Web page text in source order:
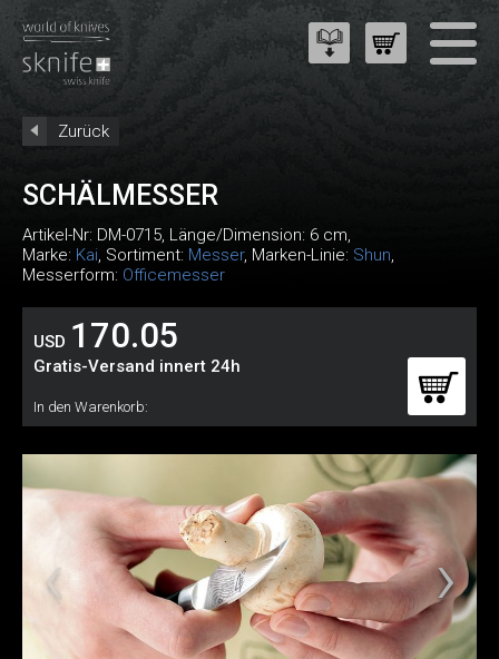
Zurück
SCHÄLMESSER
Artikel-Nr: DM-0715, Länge/Dimension: 6 cm,
Marke: Kai, Sortiment: Messer, Marken-Linie: Shun,
Messerform: Officemesser
USD 170.05
Gratis-Versand innert 24h
In den Warenkorb: